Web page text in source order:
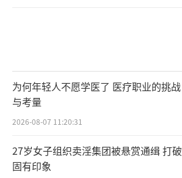
为何年轻人不愿学医了 医疗职业的挑战
与考量
2026-08-07 11:20:31
27岁女子组织卖淫集团被悬赏通缉 打破
固有印象